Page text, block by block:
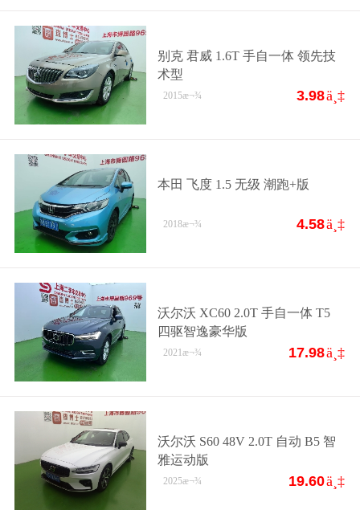
别克 君威 1.6T 手自一体 领先技
术型
3.98ä¸‡
2015æ¬¾
本田 飞度 1.5 无级 潮跑+版
4.58ä¸‡
2018æ¬¾
沃尔沃 XC60 2.0T 手自一体 T5
四驱智逸豪华版
17.98ä¸‡
2021æ¬¾
沃尔沃 S60 48V 2.0T 自动 B5 智
雅运动版
19.60ä¸‡
2025æ¬¾